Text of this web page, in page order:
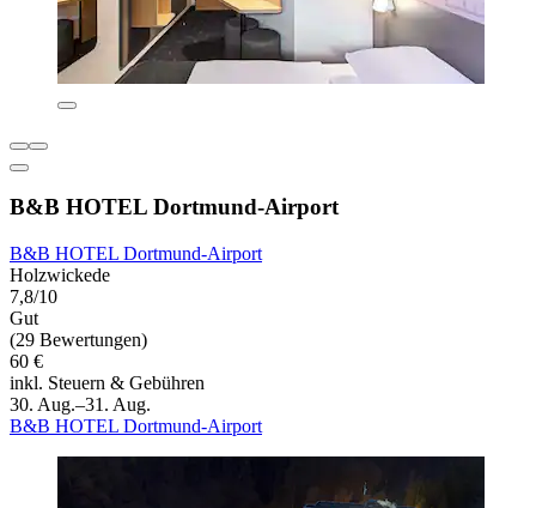
B&B HOTEL Dortmund-Airport
B&B HOTEL Dortmund-Airport
Holzwickede
7,8/10
Gut
(29 Bewertungen)
60 €
inkl. Steuern & Gebühren
30. Aug.–31. Aug.
B&B HOTEL Dortmund-Airport